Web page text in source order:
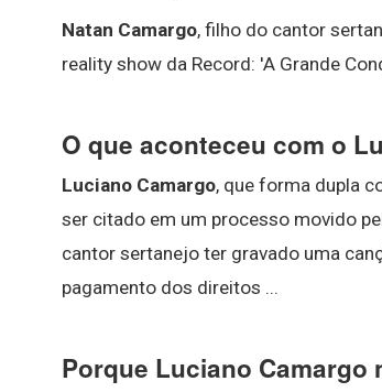
Natan Camargo, filho do cantor
reality show da Record: 'A Grande
O que aconteceu com o
Luciano Camargo, que forma dupla
ser citado em um processo movido
cantor sertanejo ter gravado uma
pagamento dos direitos ...
Porque Luciano Camargo